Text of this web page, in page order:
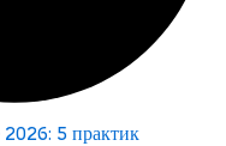
2026: 5 практик